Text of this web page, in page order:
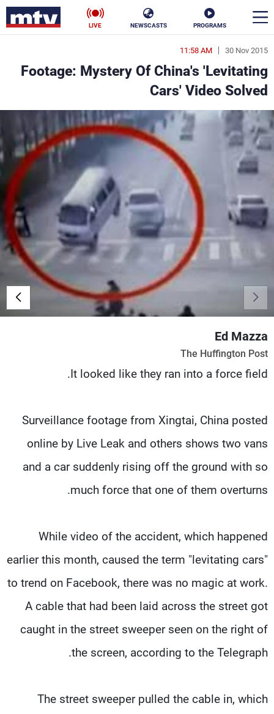
PROGRAMS
NEWSCASTS
LIVE
30 Nov 2015
11:58 AM
Footage: Mystery Of China's 'Levitating
Cars' Video Solved
Ed Mazza
The Huffington Post
It looked like they ran into a force field.
Surveillance footage from Xingtai, China posted
online by Live Leak and others shows two vans
and a car suddenly rising off the ground with so
much force that one of them overturns.
While video of the accident, which happened
earlier this month, caused the term "levitating cars"
to trend on Facebook, there was no magic at work.
A cable that had been laid across the street got
caught in the street sweeper seen on the right of
the screen, according to the Telegraph.
The street sweeper pulled the cable in, which
en
الأخبار
سياسة ناس
إقتصاد فن
منوعات رياضة
كأس العالم
شاهد البرامج
الترددات
عن MTV
الإنـتـاج
لاعلاناتكم
شروط الإسـتخدام